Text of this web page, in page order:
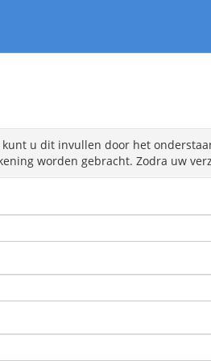
u dit invullen door het
worden gebracht. Zodra uw